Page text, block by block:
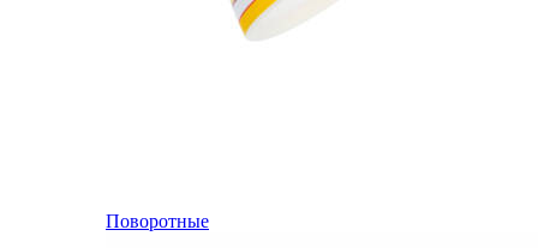
Поворотные